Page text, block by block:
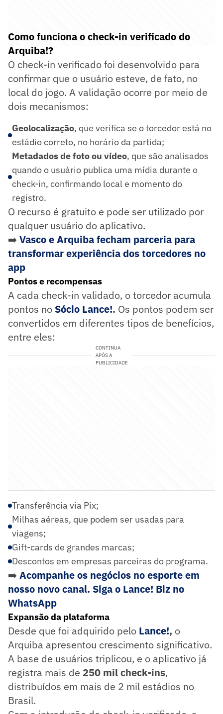
Como funciona o check-in verificado do
Arquiba!?
O check-in verificado foi desenvolvido para
confirmar que o usuário esteve, de fato, no
local do jogo. A validação ocorre por meio de
dois mecanismos:
Geolocalização, que verifica se o torcedor está no
estádio correto, no horário da partida;
Metadados de foto ou vídeo, que são analisados
quando o usuário publica uma mídia durante o
check-in, confirmando local e momento do
registro.
O recurso é gratuito e pode ser utilizado por
qualquer usuário do aplicativo.
➡️ Vasco e Arquiba fecham parceria para
transformar experiência dos torcedores no
app
Pontos e recompensas
A cada check-in validado, o torcedor acumula
pontos no Sócio Lance!. Os pontos podem ser
convertidos em diferentes tipos de benefícios,
entre eles:
CONTINUA
APÓS A
PUBLICIDADE
Transferência via Pix;
Milhas aéreas, que podem ser usadas para
viagens;
Gift-cards de grandes marcas;
Descontos em empresas parceiras do programa.
➡️ Acompanhe os negócios no esporte em
nosso novo canal. Siga o Lance! Biz no
WhatsApp
Expansão da plataforma
Desde que foi adquirido pelo Lance!, o
Arquiba apresentou crescimento significativo.
A base de usuários triplicou, e o aplicativo já
registra mais de 250 mil check-ins,
distribuídos em mais de 2 mil estádios no
Brasil.